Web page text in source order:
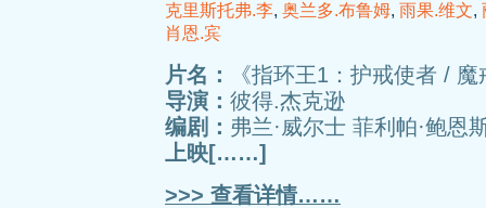
克里斯托弗.李, 奥兰多.布鲁姆, 雨果.维文,
肖恩.宾
片名：
《指环王1：护戒使者 /
导演： 彼得.杰克逊
编剧： 弗兰·威尔士 菲利帕·鲍恩
上映[……]
>>> 查看详情……